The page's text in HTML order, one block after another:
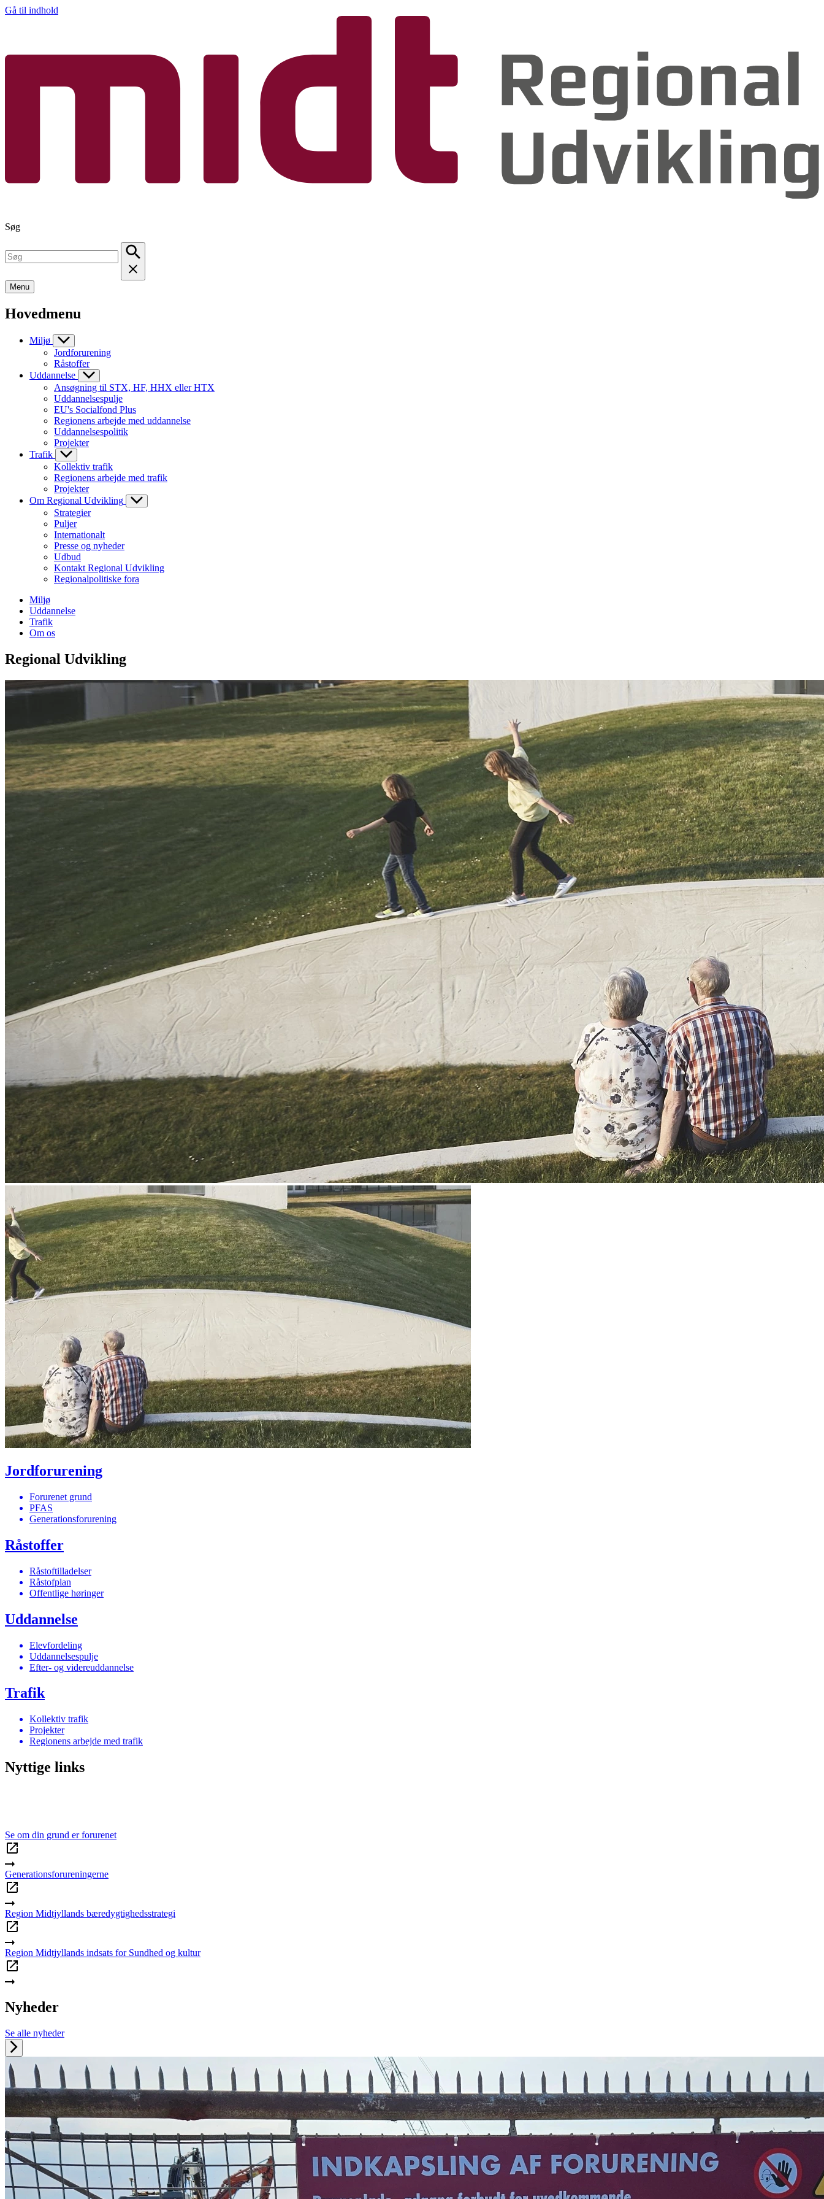
Gå til indhold
Søg
Menu
Hovedmenu
Miljø
Jordforurening
Råstoffer
Uddannelse
Ansøgning til STX, HF, HHX eller HTX
Uddannelsespulje
EU's Socialfond Plus
Regionens arbejde med uddannelse
Uddannelsespolitik
Projekter
Trafik
Kollektiv trafik
Regionens arbejde med trafik
Projekter
Om Regional Udvikling
Strategier
Puljer
Internationalt
Presse og nyheder
Udbud
Kontakt Regional Udvikling
Regionalpolitiske fora
Miljø
Uddannelse
Trafik
Om os
Regional Udvikling
Jordforurening
Forurenet grund
PFAS
Generationsforurening
Råstoffer
Råstoftilladelser
Råstofplan
Offentlige høringer
Uddannelse
Elevfordeling
Uddannelsespulje
Efter- og videreuddannelse
Trafik
Kollektiv trafik
Projekter
Regionens arbejde med trafik
Nyttige links
Se om din grund er forurenet
Generationsforureningerne
Region Midtjyllands bæredygtighedsstrategi
Region Midtjyllands indsats for Sundhed og kultur
Nyheder
Se alle nyheder